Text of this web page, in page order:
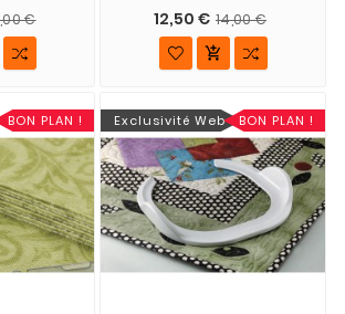
€
12,50 € 14,00 €

BON PLAN ! Exclusivité Web BON PLAN !